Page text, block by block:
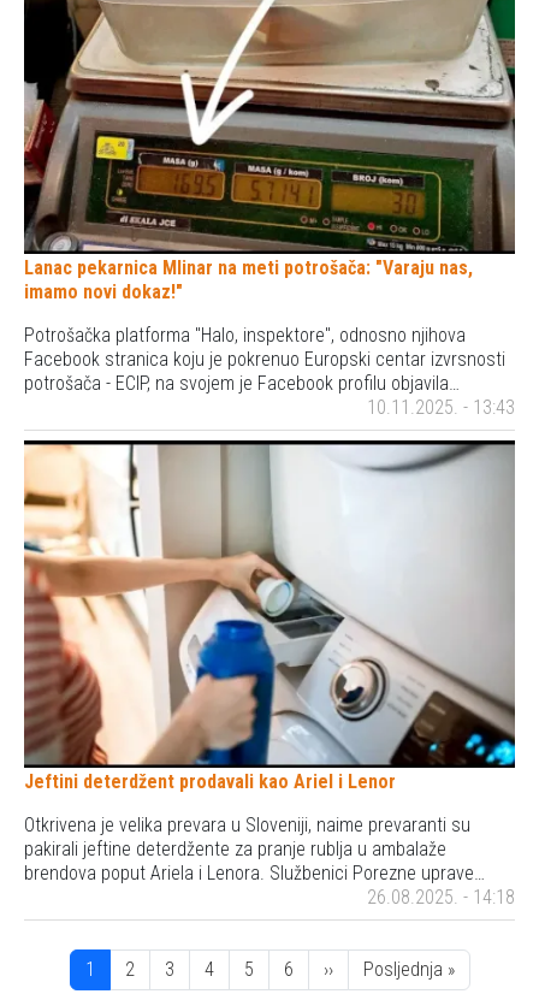
Lanac pekarnica Mlinar na meti potrošača: "Varaju nas,
imamo novi dokaz!"
Potrošačka platforma "Halo, inspektore", odnosno njihova
Facebook stranica koju je pokrenuo Europski centar izvrsnosti
potrošača - ECIP, na svojem je Facebook profilu objavila…
10.11.2025. - 13:43
Jeftini deterdžent prodavali kao Ariel i Lenor
Otkrivena je velika prevara u Sloveniji, naime prevaranti su
pakirali jeftine deterdžente za pranje rublja u ambalaže
brendova poput Ariela i Lenora. Službenici Porezne uprave…
26.08.2025. - 14:18
Pagination
Stranica
1 Stranica
2 Stranica
3 Stranica
4 Stranica
5 Stranica
6 Next page
›› Posljednja stranica
Posljednja »